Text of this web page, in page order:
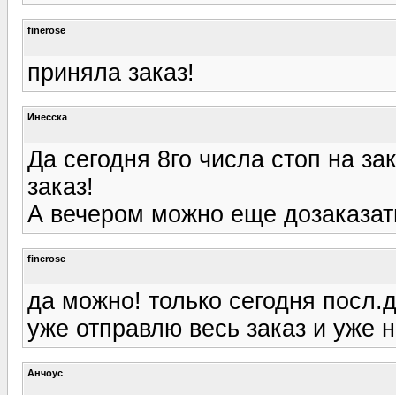
finerose
приняла заказ!
Инесска
Да сегодня 8го числа стоп на
заказ!
А вечером можно еще
finerose
да можно! только сегодня
уже отправлю весь заказ и уже
Анчоус